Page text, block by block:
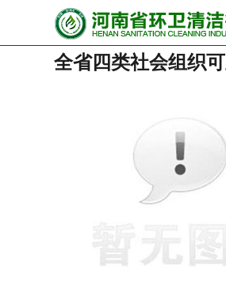
全省四类社会组织